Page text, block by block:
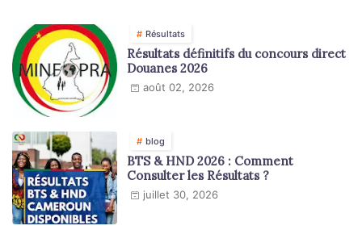
Résultats
Résultats définitifs du concours direct
Douanes 2026
août 02, 2026
blog
BTS & HND 2026 : Comment
Consulter les Résultats ?
juillet 30, 2026